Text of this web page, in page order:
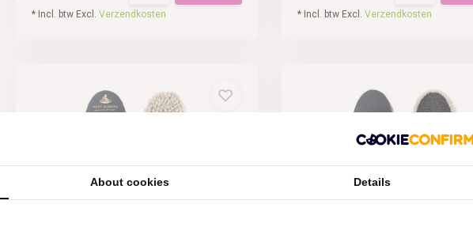
* Incl. btw Excl. Verzendkosten * Incl. btw Excl. Verzendkosten
About cookies Details